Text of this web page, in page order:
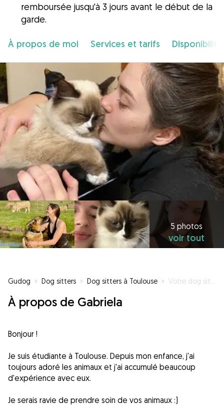
remboursée jusqu'à 3 jours avant le début de la
garde.
À propos de moi Services et tarifs Disponibilité
5 photos
voir tout
Gudog » Dog sitters » Dog sitters à Toulouse » Votre dog sitter à Toulouse !
À propos de Gabriela
Bonjour !
Je suis étudiante à Toulouse. Depuis mon enfance, j'ai
toujours adoré les animaux et j'ai accumulé beaucoup
d'expérience avec eux.
Je serais ravie de prendre soin de vos animaux :)